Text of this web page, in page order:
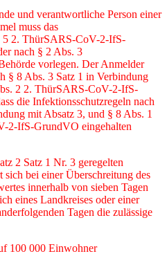
und verantwortliche Person einer
muss das
5 2. ThürSARS-CoV-2-IfS-
nach § 2 Abs. 3
vorlegen. Der Anmelder
§ 8 Abs. 3 Satz 1 in Verbindung
2 2. ThürSARS-CoV-2-IfS-
die Infekti­onsschutzregeln nach
mit Absatz 3, und § 8 Abs. 1
2-IfS-GrundVO eingehalten
2 Satz 1 Nr. 3 geregelten
bei einer Überschreitung des
innerhalb von sieben Tagen
eines Landkreises oder einer
Tagen die zulässige
100 000 Einwohner